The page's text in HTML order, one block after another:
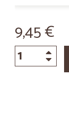
9,45 €